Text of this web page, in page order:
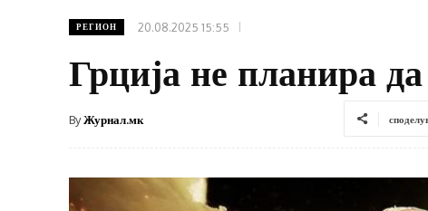
РЕГИОН 20.08.2025 15:55
Грција не планира
ByЖурнал.мк